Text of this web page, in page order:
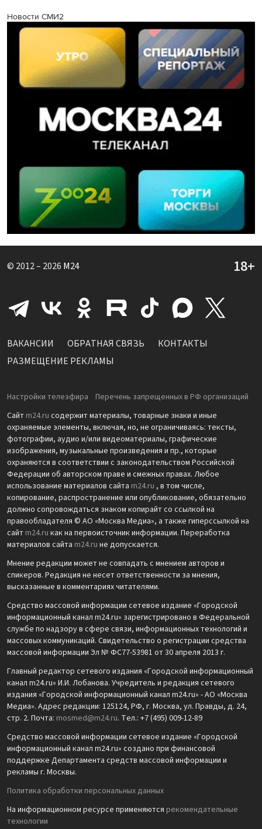
Новости СМИ2
© 2012 – 2026 M24
ВАКАНСИИ ОБРАТНАЯ СВЯЗЬ
КОНТАКТЫ
РАЗМЕЩЕНИЕ РЕКЛАМЫ
Настройки телеэфира
Перечень запрещенных в РФ организаций
Сайт m24.ru содержит материалы, товарные знаки и иные
охраняемые элементы, включая, но, не ограничиваясь: тексты,
фотографии, аудио и/или видеоматериалы, графические
изображения, музыкальные произведения и пр., которые
охраняются в соответствии с законодательством Российской
Федерации об авторском праве и смежных правах. Любое
использование материалов сайта m24.ru , в том числе,
копирование, распространение или опубликование, обязательно
должно сопровождаться знаком копирайт со ссылкой на
правообладателя © АО «Москва Медиа», а также гиперссылкой на
сайт m24.ru как на первоисточник информации. Переработка
материалов сайта m24.ru не допускается.
Мнение редакции может не совпадать с мнением авторов и
спикеров. Редакция не несет ответственности за мнения,
высказанные в комментариях читателями.
Средство массовой информации сетевое издание «Городской
информационный канал m24.ru» зарегистрировано в Федеральной
службе по надзору в сфере связи, информационных технологий и
массовых коммуникаций. Свидетельство о регистрации средства
массовой информации Эл № ФС77-53981 от 30 апреля 2013 г.
Главный редактор сетевого издания «Городской информационный
канал m24.ru» И.И. Лобанова. Учредитель и редакция сетевого
издания «Городской информационный канал m24.ru» - АО «Москва
Медиа». Адрес редакции: 125124, РФ, г. Москва, ул. Правды, д. 24,
стр. 2. Почта: mosmed@m24.ru. Тел.: +7 (495) 009-12-89
Средство массовой информации сетевое издание «Городской
информационный канал m24.ru» создано при финансовой
поддержке Департамента средств массовой информации и
рекламы г. Москвы.
Политика обработки персональных данных
На информационном ресурсе применяются рекомендательные
технологии